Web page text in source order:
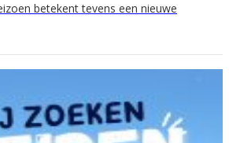
betekent tevens een nieuwe